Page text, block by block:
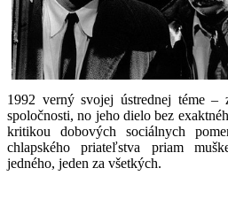
1992 verný svojej ústrednej téme
spoločnosti, no jeho dielo bez
kritikou dobových sociálnych
chlapského priateľstva priam
jedného, jeden za všetkých.